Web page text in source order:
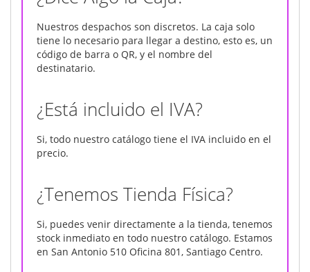
Nuestros despachos son discretos. La caja solo
tiene lo necesario para llegar a destino, esto es, un
código de barra o QR, y el nombre del
destinatario.
¿Está incluido el IVA?
Si, todo nuestro catálogo tiene el IVA incluido en el
precio.
¿Tenemos Tienda Física?
Si, puedes venir directamente a la tienda, tenemos
stock inmediato en todo nuestro catálogo. Estamos
en San Antonio 510 Oficina 801, Santiago Centro.